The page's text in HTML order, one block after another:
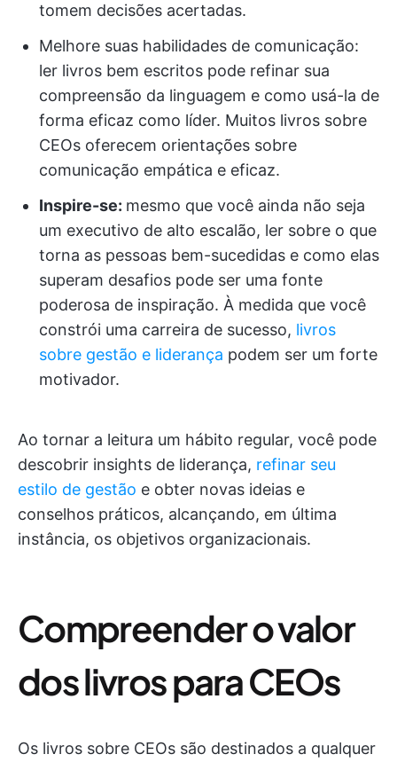
tomem decisões acertadas.
Melhore suas habilidades de comunicação:
ler livros bem escritos pode refinar sua
compreensão da linguagem e como usá-la de
forma eficaz como líder. Muitos livros sobre
CEOs oferecem orientações sobre
comunicação empática e eficaz.
Inspire-se: mesmo que você ainda não seja
um executivo de alto escalão, ler sobre o que
torna as pessoas bem-sucedidas e como elas
superam desafios pode ser uma fonte
poderosa de inspiração. À medida que você
constrói uma carreira de sucesso, livros
sobre gestão e liderança podem ser um forte
motivador.
Ao tornar a leitura um hábito regular, você pode
descobrir insights de liderança, refinar seu
estilo de gestão e obter novas ideias e
conselhos práticos, alcançando, em última
instância, os objetivos organizacionais.
Compreender o valor
dos livros para CEOs
Os livros sobre CEOs são destinados a qualquer